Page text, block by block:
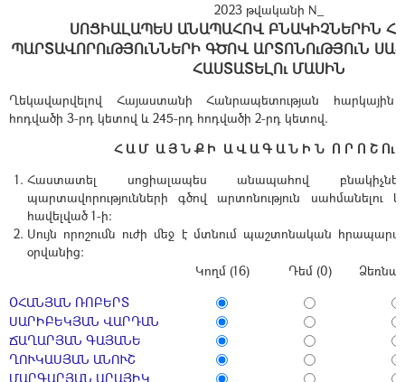
2023 թվականի N_
ՍՈՑԻԱԼԱՊԵՍ ԱՆԱՊԱՀՈՎ ԲՆԱԿԻՉՆԵՐԻՆ
ՊԱՐՏԱՎՈՐՈւԹՅՈւՆՆԵՐԻ ԳԾՈՎ ԱՐՏՈՆՈւԹՅՈւՆ
ՀԱՍՏԱՏԵԼՈւ ՄԱՍԻՆ
Ղեկավարվելով Հայաստանի Հանրապետության հարկային
հոդվածի 3-րդ կետով և 245-րդ հոդվածի 2-րդ կետով.
Հ Ա Մ Ա Յ Ն Ք Ի Ա Վ Ա Գ Ա Ն Ի Ն Ո Ր Ո Շ Ու
Հաստատել սոցիալապես անապահով
պարտավորությունների գծով արտոնություն սահմանելու
հավելված 1-ի:
Սույն որոշումն ուժի մեջ է մտնում պաշտոնական
օրվանից:
Կողմ (16)
Դեմ (0)
ՕՀԱՆՅԱՆ ՌՈԲԵՐՏ
ՍԱՐԻԲԵԿՅԱՆ ՎԱՐԴԱՆ
ՃԱՂԱՐՅԱՆ ԳԱՅԱՆԵ
ՂՈՒԿԱՍՅԱՆ ԱՆՈՒՇ
ՄԱՐԳԱՐՅԱՆ ԱՐԱՅԻԿ